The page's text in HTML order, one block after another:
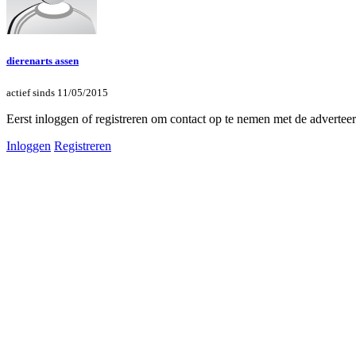
dierenarts assen
actief sinds 11/05/2015
Eerst inloggen of registreren om contact op te nemen met de
Inloggen Registreren